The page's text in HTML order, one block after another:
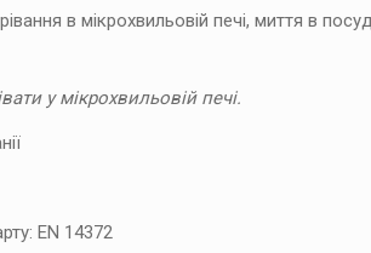
в мікрохвильовій печі, миття в
у мікрохвильовій печі.
EN 14372